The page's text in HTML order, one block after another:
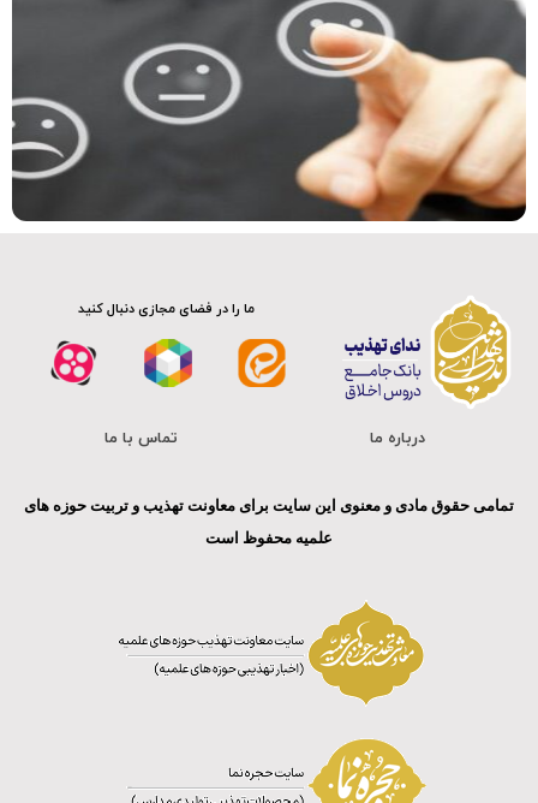
ما را در فضای مجازی دنبال کنید
درباره ما تماس با ما
تمامی حقوق مادی و معنوی این سایت برای معاونت تهذیب و تربیت حوزه های
علمیه محفوظ است